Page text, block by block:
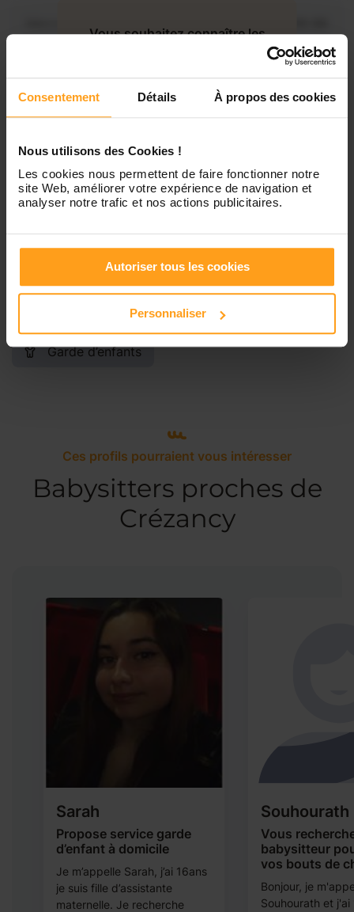
Consentement Détails À propos des cookies
Nous utilisons des Cookies !
Les cookies nous permettent de faire fonctionner notre
site Web, améliorer votre expérience de navigation et
analyser notre trafic et nos actions publicitaires.
Autoriser tous les cookies
Personnaliser
Vendredi
Samedi Disponible de 00:00 à 00:00
Vous souhaitez connaître les
Contactez-nous
Services proposés
Garde d’enfants
Ces profils pourraient vous intéresser
Babysitters proches de
Crézancy
Sarah
Propose service garde
d’enfant à domicile
Je m’appelle Sarah, j’ai 16ans
je suis fille d’assistante
maternelle. Je recherche
Souhourath
Vous
babysitteur
vos bouts de
Bonjour, je
Souhourath et j'ai